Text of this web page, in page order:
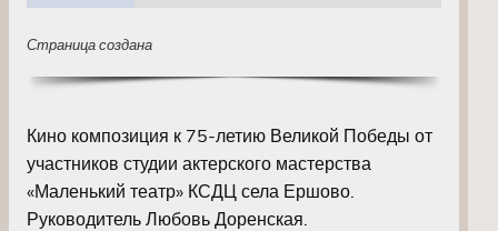
Страница создана
Кино композиция к 75-летию Великой Победы от
участников студии актерского мастерства
«Маленький театр» КСДЦ села Ершово.
Руководитель Любовь Доренская.